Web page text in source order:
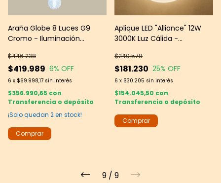
Araña Globe 8 Luces G9
Cromo - Iluminación
Group
$419.989
$446.238
6% OFF
6 x $69.998,17 sin interés
$356.990,65 con
Transferencia o depósito
¡Solo quedan 2en stock!
Aplique LED "Alliance" 12W
3000K Luz Cálida -
$181.230
$240.578
25% OFF
6 x $30.205 sin interés
$154.045,50 con
Transferencia o depósito
9 / 9